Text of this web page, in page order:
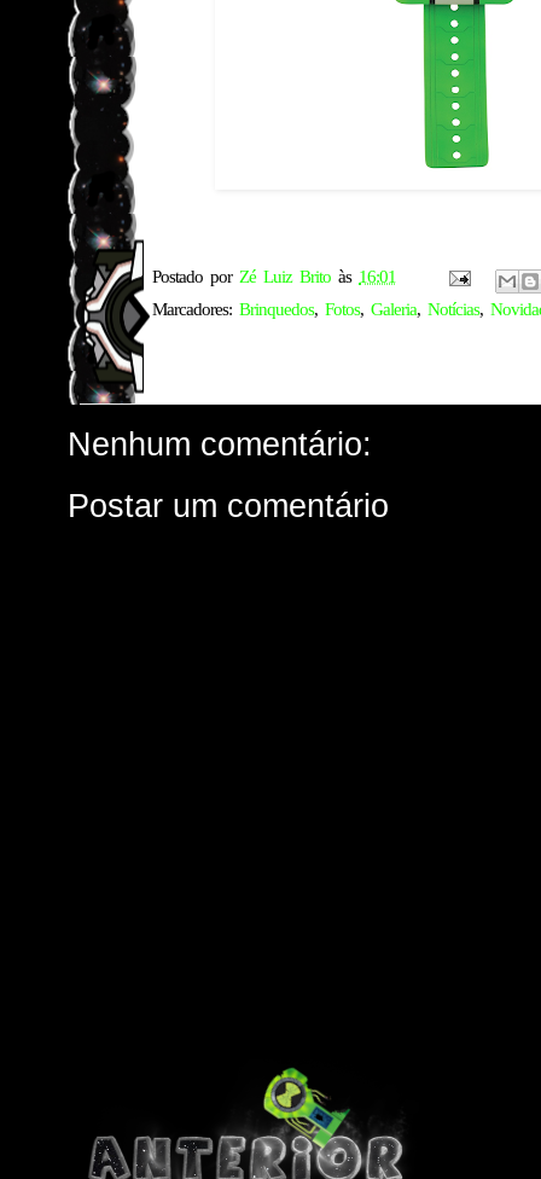
Postado por Zé Luiz Brito às 16:01
Marcadores: Brinquedos, Fotos, Galeria, Notícias,
Nenhum comentário:
Postar um comentário